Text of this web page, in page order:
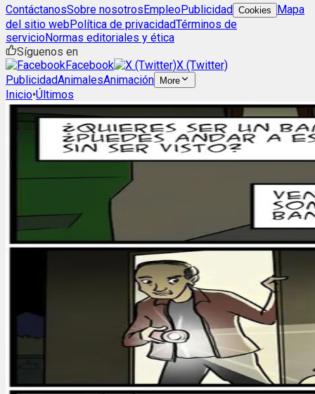
ContáctanosSobre nosotrosEmpleoPublicidad Cookies
Mapa
del sitio webPolítica de privacidadTérminos de
servicioNormas editoriales y ética
Síguenos en
Facebook
X (Twitter)
PublicidadAnimalesAnimación More
Inicio•Últimos